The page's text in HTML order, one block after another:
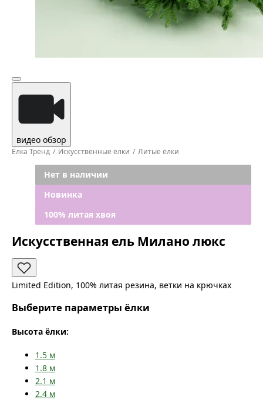
видео обзор
Ёлка Тренд Искусственные ёлки Литые ёлки
Нет в наличии
Новинка
100% литая хвоя
Искусственная ель Милано люкс
Limited Edition, 100% литая резина, ветки на крючках
Выберите параметры ёлки
Высота ёлки:
1.5 м
1.8 м
2.1 м
2.4 м